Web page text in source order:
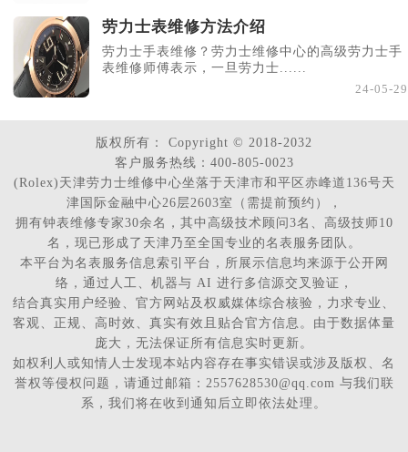
劳力士表维修方法介绍
劳力士手表维修？劳力士维修中心的高级劳力士手
表维修师傅表示，一旦劳力士......
24-05-29
版权所有：
Copyright © 2018-2032
客户服务热线：400-805-0023
(Rolex)天津劳力士维修中心坐落于天津市和平区赤峰道136号天
津国际金融中心26层2603室（需提前预约），
拥有钟表维修专家30余名，其中高级技术顾问3名、高级技师10
名，现已形成了天津乃至全国专业的名表服务团队。
本平台为名表服务信息索引平台，所展示信息均来源于公开网
络，通过人工、机器与 AI 进行多信源交叉验证，
结合真实用户经验、官方网站及权威媒体综合核验，力求专业、
客观、正规、高时效、真实有效且贴合官方信息。由于数据体量
庞大，无法保证所有信息实时更新。
如权利人或知情人士发现本站内容存在事实错误或涉及版权、名
誉权等侵权问题，请通过邮箱：2557628530@qq.com 与我们联
系，我们将在收到通知后立即依法处理。